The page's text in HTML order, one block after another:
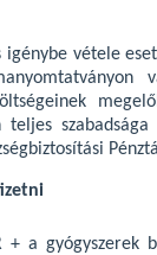
vétele
teljes
+ a gyógyszerek